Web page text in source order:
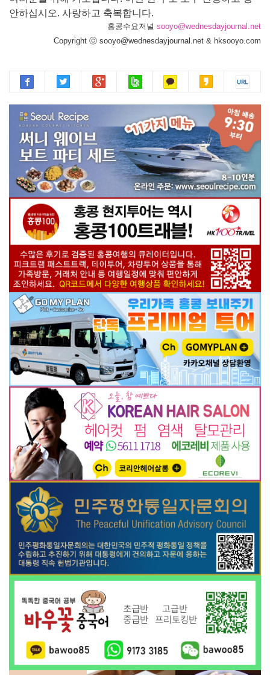
안하십시오. 사랑하고 축복합니다.
홍콩수요저널 sooyo@wednesdayjournal.net
Copyright ⓒ sooyo@wednesdayjournal.net & hksooyo.com